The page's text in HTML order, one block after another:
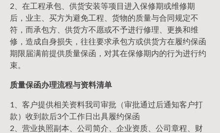
2、在工程承包、供货安装等项目进入保修期或维修期
后，业主、买方为避免工程、货物的质量与合同规定不
符，而承包方、供货方不愿或不予进行修理、更换和维
修，造成自身损失，往往要求承包方或供货方在履约保函
期限届满前提供质量保函，对其在保修期内的行为进行约
束。
质量保函办理流程与资料清单
1、客户提供相关资料我司审批（审批通过后通知客户打
款）收到款后3个工作日出具履约保函
2、营业执照副本、公司简介、企业资质、公司章程、财